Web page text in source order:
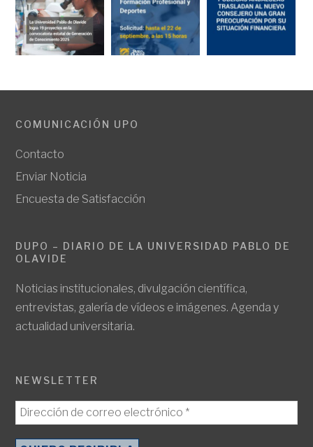
COMUNICACIÓN UPO
Contacto
Enviar Noticia
Encuesta de Satisfacción
DUPO – DIARIO DE LA UNIVERSIDAD PABLO DE
OLAVIDE
Noticias institucionales, divulgación científica,
entrevistas, galería de vídeos e imágenes. Agenda y
actualidad universitaria.
NEWSLETTER